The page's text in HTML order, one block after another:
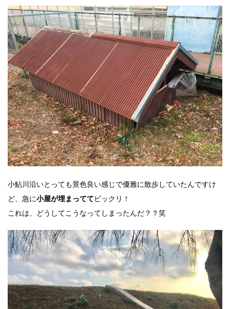
小鮎川沿いとっても景色良い感じで優雅に散歩していたんですけ
ど、急に小屋が埋まっててビックリ！
これは、どうしてこうなってしまったんだ？？笑